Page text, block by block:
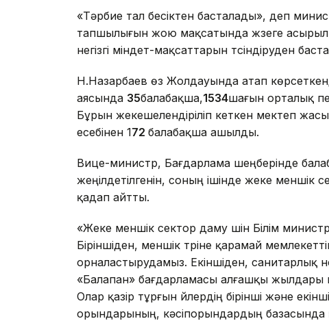
«Тәрбие тал бесіктен басталады», деп
тапшылығын жою мақсатында жүзеге
негізгі міндет-мақсаттарын түсіндіруден
Н.Назарбаев өз Жолдауында атап
аясында 35балабақша,1534шағын ор­та­лық
Бұрын жекешелендіріліп кеткен мек­теп
есебінен 172 балабақша ашылды.
Вице-министр, Бағдарлама шеңберінде
жеңілдетілгенін, соның ішінде жеке меншік
қадап айтты.
«Жеке меншік сектор даму үшін Білім
Біріншіден, меншік түріне қарамай
орналастырудамыз. Екіншіден, санитарлық
«Балапан» бағдарламасы алғашқы жылдары
Олар қазір тұрғын үйлердің бірінші және
орындарының, кәсіпорындардың